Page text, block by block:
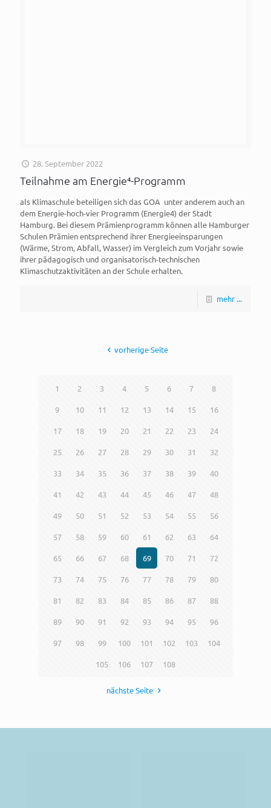
28. September 2022
Teilnahme am Energie⁴-Programm
als Klimaschule beteiligen sich das GOA unter anderem auch an
dem Energie-hoch-vier Programm (Energie4) der Stadt
Hamburg. Bei diesem Prämienprogramm können alle Hamburger
Schulen Prämien entsprechend ihrer Energieeinsparungen
(Wärme, Strom, Abfall, Wasser) im Vergleich zum Vorjahr sowie
ihrer pädagogisch und organisatorisch-technischen
Klimaschutzaktivitäten an der Schule erhalten.
mehr ...
vorherige Seite
1 2 3 4 5 6 7 8
9 10 11 12 13 14 15 16
17 18 19 20 21 22 23 24
25 26 27 28 29 30 31 32
33 34 35 36 37 38 39 40
41 42 43 44 45 46 47 48
49 50 51 52 53 54 55 56
57 58 59 60 61 62 63 64
65 66 67 68 69 70 71 72
73 74 75 76 77 78 79 80
81 82 83 84 85 86 87 88
89 90 91 92 93 94 95 96
97 98 99 100 101 102 103 104
105 106 107 108
nächste Seite